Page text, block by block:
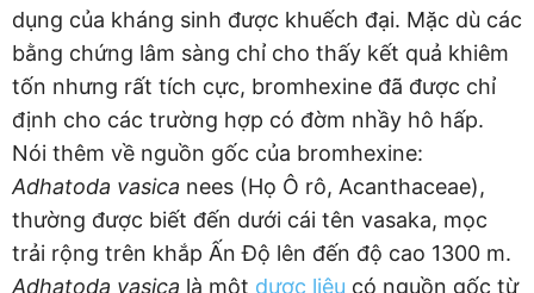
dụng của kháng sinh được khuếch đại. Mặc dù các
bằng chứng lâm sàng chỉ cho thấy kết quả khiêm
tốn nhưng rất tích cực, bromhexine đã được chỉ
định cho các trường hợp có đờm nhầy hô hấp.
Nói thêm về nguồn gốc của bromhexine:
Adhatoda vasica nees (Họ Ô rô, Acanthaceae),
thường được biết đến dưới cái tên vasaka, mọc
trải rộng trên khắp Ấn Độ lên đến độ cao 1300 m.
Adhatoda vasica là một dược liệu có nguồn gốc từ